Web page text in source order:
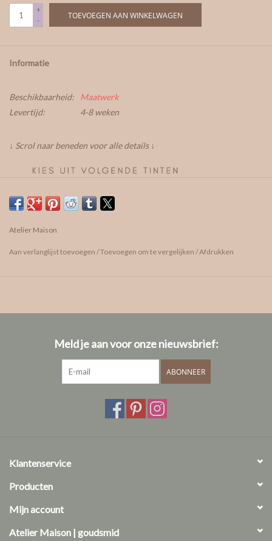
+
-
TOEVOEGEN AAN WINKELWAGEN
Informatie
Beschikbaarheid:
Maatwerk
Levertijd:
4-8 weken
↓ Scrol naar beneden voor alle details ↓
breedte ringband: ±5mm
kan mat geschuurd of glanzend afgewerkt worden
de asse wordt bovenaan + aan de zijkanten binnen in de
afspraak maken
care guide
Atelier Maison
Aan verlanglijst toevoegen /Toevoegen om te vergelijken /Afdrukken
Meld je aan voor onze nieuwsbrief:
ABONNEER
Klantenservice
Producten
Mijn account
Atelier Maison | goudsmid